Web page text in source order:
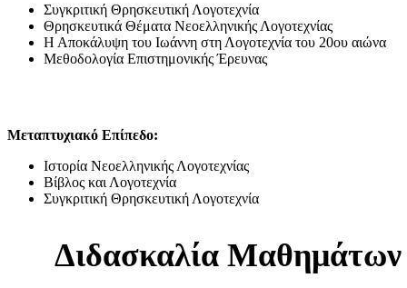
Συγκριτική Θρησκευτική Λογοτεχνία
Θρησκευτικά Θέματα Νεοελληνικής Λογοτεχνίας
Η Αποκάλυψη του Ιωάννη στη Λογοτεχνία του 20ου αιώνα
Μεθοδολογία Επιστημονικής Έρευνας
Μεταπτυχιακό Επίπεδο:
Ιστορία Νεοελληνικής Λογοτεχνίας
Βίβλος και Λογοτεχνία
Συγκριτική Θρησκευτική Λογοτεχνία
Διδασκαλία Μαθημάτων